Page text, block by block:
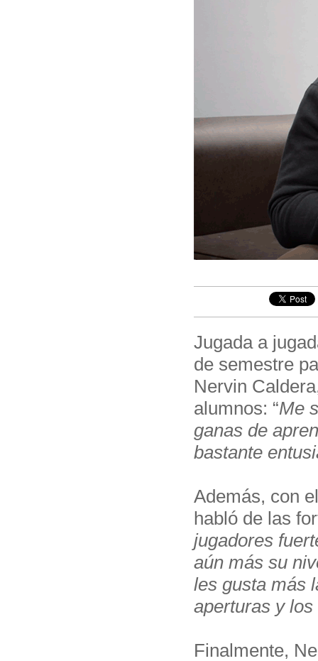
Jugada a
de semestre
Nervin
alumnos: “Me
ganas de
bastante
Además, con
habló de las
jugadores
aún más su
les gusta más
aperturas y los
Finalmente,